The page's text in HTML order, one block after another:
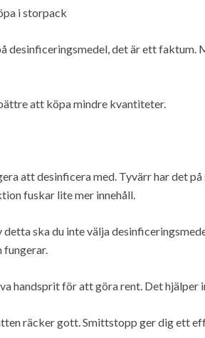
i storpack
desinficeringsmedel, det är ett faktum.
att köpa mindre kvantiteter.
att desinficera med. Tyvärr har det
fuskar lite mer innehåll.
detta ska du inte välja
fungerar.
handsprit för att göra rent. Det hjälper
räcker gott. Smittstopp ger dig ett